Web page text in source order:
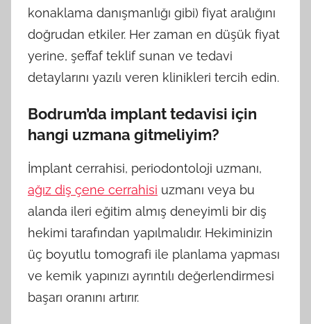
konaklama danışmanlığı gibi) fiyat aralığını
doğrudan etkiler. Her zaman en düşük fiyat
yerine, şeffaf teklif sunan ve tedavi
detaylarını yazılı veren klinikleri tercih edin.
Bodrum’da implant tedavisi için
hangi uzmana gitmeliyim?
İmplant cerrahisi, periodontoloji uzmanı,
ağız diş çene cerrahisi uzmanı veya bu
alanda ileri eğitim almış deneyimli bir diş
hekimi tarafından yapılmalıdır. Hekiminizin
üç boyutlu tomografi ile planlama yapması
ve kemik yapınızı ayrıntılı değerlendirmesi
başarı oranını artırır.